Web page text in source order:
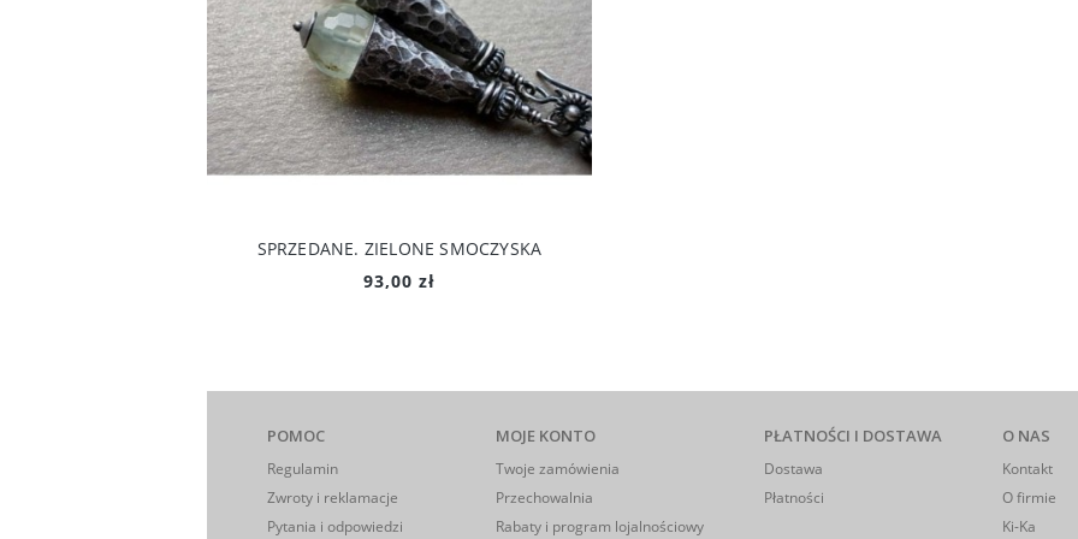
SPRZEDANE. ZIELONE SMOCZYSKA
93,00 zł
POMOC
Regulamin
Zwroty i reklamacje
Pytania i odpowiedzi
MOJE KONTO
Twoje zamówienia
Przechowalnia
Rabaty i program lojalnościowy
PŁATNOŚCI I DOSTAWA
Dostawa
Płatności
O NAS
Kontakt
O firmie
Ki-Ka